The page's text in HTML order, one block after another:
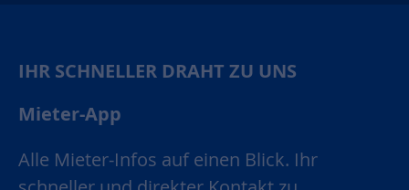
IHR SCHNELLER DRAHT ZU UNS
Mieter-App
Alle Mieter-Infos auf einen Blick. Ihr